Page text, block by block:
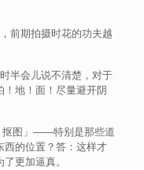
前期拍摄时花的功夫越
半会儿说不清楚，对于
地！面！尽量避开阴
抠图」——特别是那些道
西的位置？答：这样才
更加逼真。